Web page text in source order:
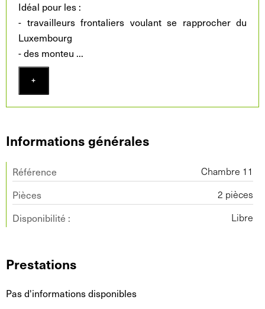
Idéal pour les :
- travailleurs frontaliers voulant se rapprocher du
Luxembourg
- des monteu ...
+
Informations générales
Référence Chambre 11
Pièces 2 pièces
Disponibilité : Libre
Prestations
Pas d'informations disponibles